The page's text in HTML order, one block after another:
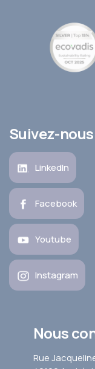
Suivez-nous
LinkedIn
Facebook
Youtube
Instagram
Nous
Rue